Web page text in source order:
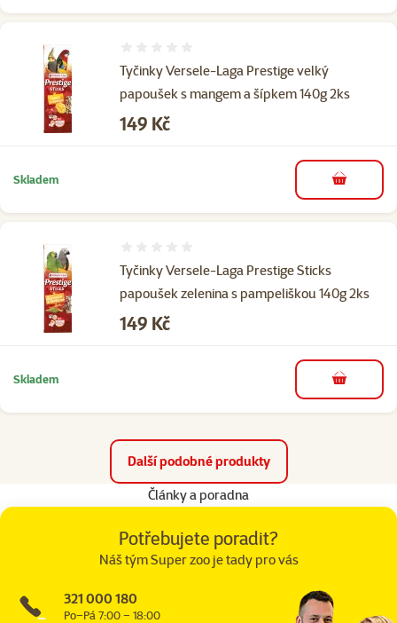
Tyčinky Versele-Laga Prestige velký
papoušek s mangem a šípkem 140g 2ks
Cena
149 Kč
Skladem do košíku
Tyčinky Versele-Laga Prestige Sticks
papoušek zelenina s pampeliškou 140g 2ks
Cena
149 Kč
Skladem do košíku
Další podobné produkty
Články a poradna
Potřebujete poradit?
Náš tým Super zoo je tady pro vás
321 000 180
Po–Pá 7:00 – 18:00